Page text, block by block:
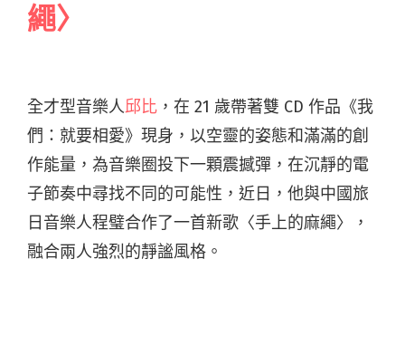
繩〉
全才型音樂人邱比 ，在 21 歲帶著雙 CD 作品《我
們：就要相愛》現身，以空靈的姿態和滿滿的創
作能量，為音樂圈投下一顆震撼彈，在沉靜的電
子節奏中尋找不同的可能性，近日，他與中國旅
日音樂人程璧合作了一首新歌〈手上的麻繩〉，
融合兩人強烈的靜謐風格。